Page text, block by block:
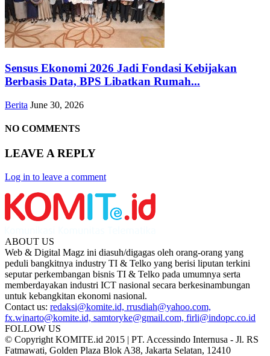
Sensus Ekonomi 2026 Jadi Fondasi Kebijakan
Berbasis Data, BPS Libatkan Rumah...
Berita June 30, 2026
NO COMMENTS
LEAVE A REPLY
Log in to leave a comment
ABOUT US
Web & Digital Magz ini diasuh/digagas oleh orang-orang yang
peduli bangkitnya industry TI & Telko yang berisi liputan terkini
seputar perkembangan bisnis TI & Telko pada umumnya serta
memberdayakan industri ICT nasional secara berkesinambungan
untuk kebangkitan ekonomi nasional.
Contact us: redaksi@komite.id, rrusdiah@yahoo.com,
fx.winarto@komite.id, samtoryke@gmail.com, firli@indopc.co.id
FOLLOW US
© Copyright KOMITE.id 2015 | PT. Accessindo Internusa - Jl. RS
Fatmawati, Golden Plaza Blok A38, Jakarta Selatan, 12410